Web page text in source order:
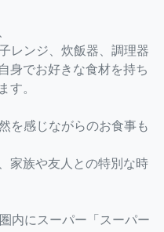
レンジ、炊飯器、調理器
身でお好きな食材を持ち
。
を感じながらのお食事も
家族や友人との特別な時
内にスーパー「スーパー